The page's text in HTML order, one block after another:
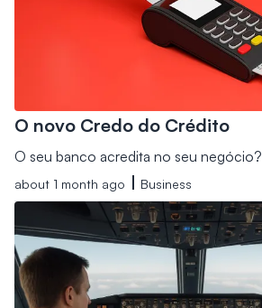
O novo Credo do Crédito
O seu banco acredita no seu negócio?
about 1 month ago Business